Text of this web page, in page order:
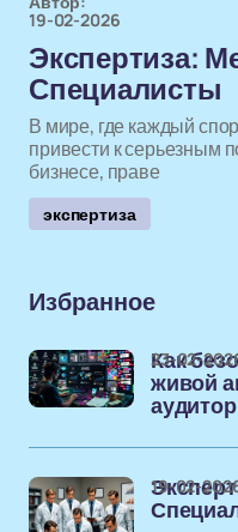
19-02-2026
Экспертиза:
Специалисты
В мире, где каждый
привести к серьезным
бизнесе, праве
экспертиза
Избранное
Как
живой
23-02-
19-02-